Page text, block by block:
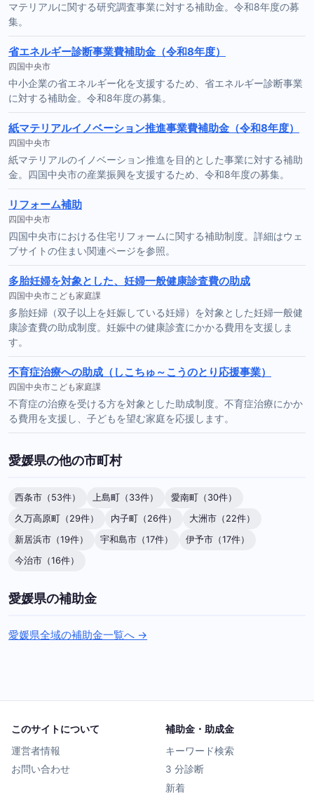
マテリアルに関する研究調査事業に対する補助金。令和8年度の募
集。
省エネルギー診断事業費補助金（令和8年度）
四国中央市
中小企業の省エネルギー化を支援するため、省エネルギー診断事業
に対する補助金。令和8年度の募集。
紙マテリアルイノベーション推進事業費補助金（令和8年度）
四国中央市
紙マテリアルのイノベーション推進を目的とした事業に対する補助
金。四国中央市の産業振興を支援するため、令和8年度の募集。
リフォーム補助
四国中央市
四国中央市における住宅リフォームに関する補助制度。詳細はウェ
ブサイトの住まい関連ページを参照。
多胎妊婦を対象とした、妊婦一般健康診査費の助成
四国中央市こども家庭課
多胎妊婦（双子以上を妊娠している妊婦）を対象とした妊婦一般健
康診査費の助成制度。妊娠中の健康診査にかかる費用を支援しま
す。
不育症治療への助成（しこちゅ～こうのとり応援事業）
四国中央市こども家庭課
不育症の治療を受ける方を対象とした助成制度。不育症治療にかか
る費用を支援し、子どもを望む家庭を応援します。
愛媛県の他の市町村
西条市（53件） 上島町（33件）
愛南町（30件）
久万高原町（29件）
内子町（26件）
大洲市（22件）
新居浜市（19件）
宇和島市（17件）
伊予市（17件）
今治市（16件）
愛媛県の補助金
愛媛県全域の補助金一覧へ →
このサイトについて
運営者情報
お問い合わせ
補助金・助成金
キーワード検索
3 分診断
新着